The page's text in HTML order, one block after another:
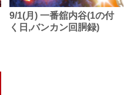
9/1(月) 一番舘内谷(1の付
く日,バンカン回胴録)